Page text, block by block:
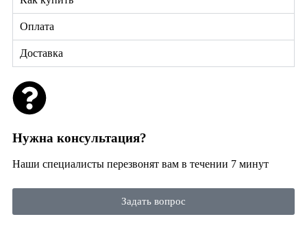
Оплата
Доставка
Нужна консультация?
Наши специалисты перезвонят вам в течении 7 минут
Задать вопрос